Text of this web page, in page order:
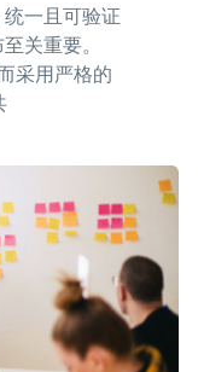
一且可验证
关重要。
采用严格的